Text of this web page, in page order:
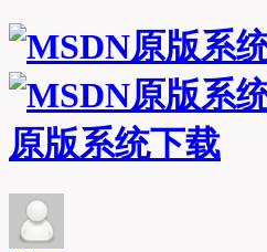
原版系统下载